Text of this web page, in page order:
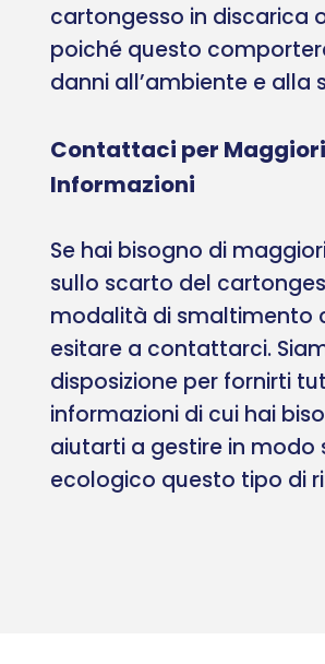
cartongesso in discarica
poiché questo
danni all’ambiente e alla
Contattaci per Maggiori
Informazioni
Se hai bisogno di
sullo scarto del
modalità di smaltimento
esitare a contattarci.
disposizione per fornirti
informazioni di cui hai
aiutarti a gestire in modo
ecologico questo tipo di